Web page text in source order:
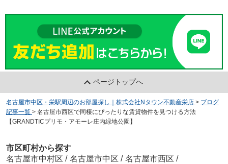
ページトップへ
名古屋市中区・栄駅周辺のお部屋探し｜株式会社Nタウン不動産栄店 > ブログ
記事一覧 > 名古屋市西区で同棲にぴったりな賃貸物件を見つける方法
【GRANDTICプリモ・アモーレ庄内緑地公園】
市区町村から探す
名古屋市中村区 / 名古屋市中区 / 名古屋市西区 /